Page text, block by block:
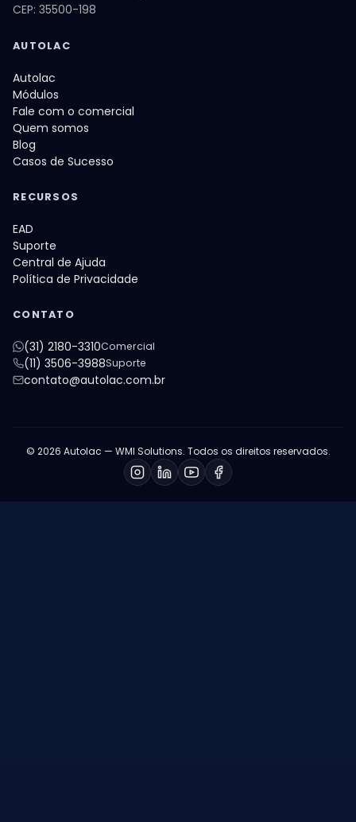
CEP: 35500-198
AUTOLAC
Autolac
Módulos
Fale com o comercial
Quem somos
Blog
Casos de Sucesso
RECURSOS
EAD
Suporte
Central de Ajuda
Política de Privacidade
CONTATO
(31) 2180-3310Comercial
(11) 3506-3988Suporte
contato@autolac.com.br
© 2026 Autolac — WMI Solutions. Todos os direitos reservados.